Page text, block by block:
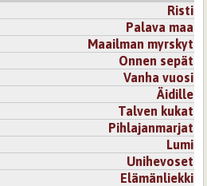
Risti
Palava maa
Maailman myrskyt
Onnen sepät
Vanha vuosi
Äidille
Talven kukat
Pihlajanmarjat
Lumi
Unihevoset
Elämänliekki